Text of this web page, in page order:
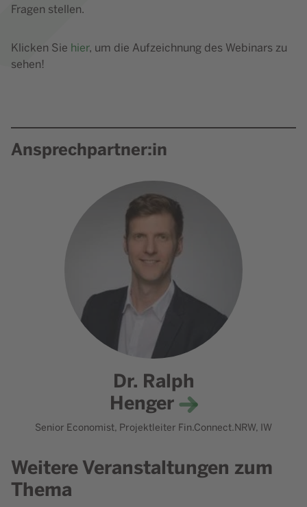
Fragen stellen.
Klicken Sie hier, um die Aufzeichnung des Webinars zu
sehen!
Ansprechpartner:in
Dr. Ralph
Henger
Senior Economist, Projektleiter Fin.Connect.NRW, IW
Weitere Veranstaltungen zum
Thema